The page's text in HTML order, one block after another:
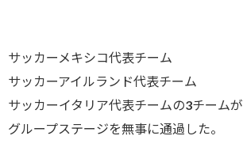
サッカーメキシコ代表チーム
サッカーアイルランド代表チーム
サッカーイタリア代表チームの3チームが
グループステージを無事に通過した。